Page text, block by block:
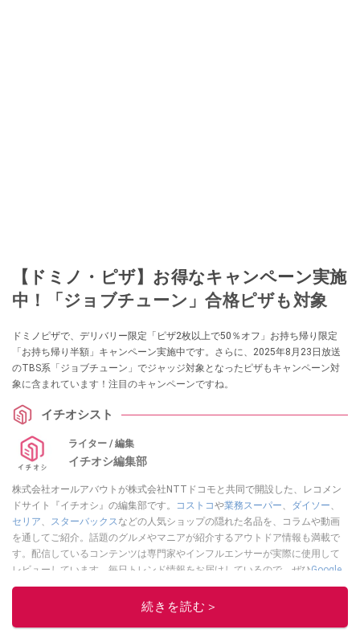
【ドミノ・ピザ】お得なキャンペーン実施
中！「ジョブチューン」合格ピザも対象
ドミノピザで、デリバリー限定「ピザ2枚以上で50％オフ」お持ち帰り限定
「お持ち帰り半額」キャンペーン実施中です。さらに、2025年8月23日放送
のTBS系「ジョブチューン」でジャッジ対象となったピザもキャンペーン対
象に含まれています！注目のキャンペーンですね。
イチオシスト
ライター / 編集
イチオシ編集部
株式会社オールアバウトが株式会社NTTドコモと共同で開設した、レコメン
ドサイト『イチオシ』の編集部です。
コストコや業務スーパー、 ダイソー、
セリア、 スターバックスなどの人気ショップの隠れた名品を、コラムや動画
を通してご紹介。話題のグルメやマニアが紹介するアウトドア情報も満載で
す。配信しているコンテンツは専門家やインフルエンサーが実際に使用して
レビューしています。毎日トレンド情報をお届けしているので、ぜひGoogle
ニュースでフォローしてください！
このイチオシストの他の記事を読む
続きを読む＞